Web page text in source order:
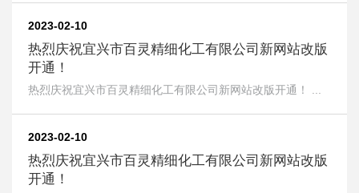
2023-02-10
热烈庆祝宜兴市百灵精细化工有限公司新网站改版
开通！
热烈庆祝宜兴市百灵精细化工有限公司新网站改版开通！ ...
2023-02-10
热烈庆祝宜兴市百灵精细化工有限公司新网站改版
开通！